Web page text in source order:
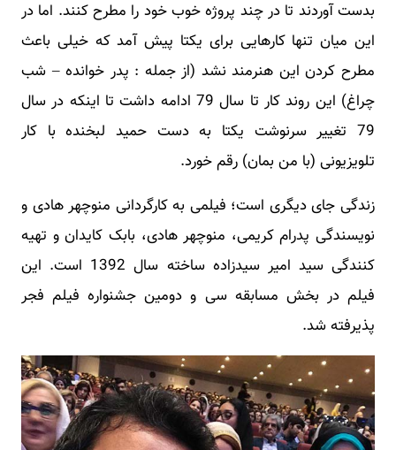
بدست آوردند تا در چند پروژه خوب خود را مطرح کنند. اما در
این میان تنها کارهایی برای یکتا پیش آمد که خیلی باعث
مطرح کردن این هنرمند نشد (از جمله : پدر خوانده – شب
چراغ) این روند کار تا سال 79 ادامه داشت تا اینکه در سال
79 تغییر سرنوشت یکتا به دست حمید لبخنده با کار
تلویزیونی (با من بمان) رقم خورد.
زندگی جای دیگری است؛ فیلمی به کارگردانی منوچهر هادی و
نویسندگی پدرام کریمی، منوچهر هادی، بابک کایدان و تهیه
کنندگی سید امیر سیدزاده ساخته سال 1392 است. این
فیلم در بخش مسابقه سی و دومین جشنواره فیلم فجر
پذیرفته شد.